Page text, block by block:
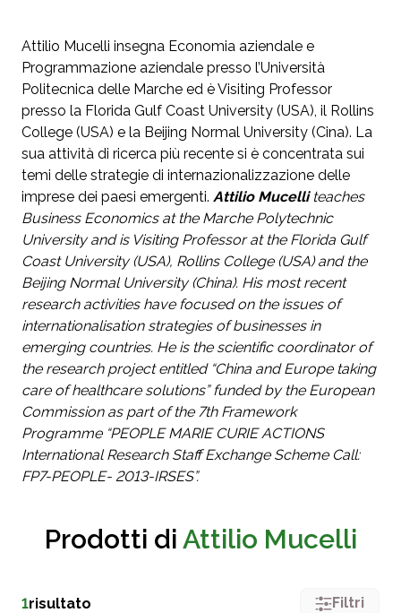
Attilio Mucelli insegna Economia aziendale e
Programmazione aziendale presso l’Università
Politecnica delle Marche ed è Visiting Professor
presso la Florida Gulf Coast University (USA), il Rollins
College (USA) e la Beijing Normal University (Cina). La
sua attività di ricerca più recente si è concentrata sui
temi delle strategie di internazionalizzazione delle
imprese dei paesi emergenti. Attilio Mucelliteaches
Business Economics at the Marche Polytechnic
University and is Visiting Professor at the Florida Gulf
Coast University (USA), Rollins College (USA) and the
Beijing Normal University (China). His most recent
research activities have focused on the issues of
internationalisation strategies of businesses in
emerging countries. He is the scientific coordinator of
the research project entitled “China and Europe taking
care of healthcare solutions” funded by the European
Commission as part of the 7th Framework
Programme “PEOPLE MARIE CURIE ACTIONS
International Research Staff Exchange Scheme Call:
FP7-PEOPLE- 2013-IRSES”.
Prodotti di Attilio Mucelli
1risultato Filtri